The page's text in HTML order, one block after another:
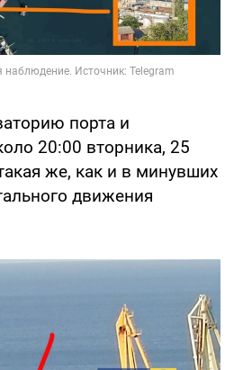
порта и
20:00 вторника, 25
же, как и в минувших
движения